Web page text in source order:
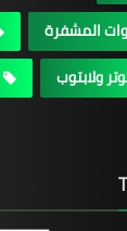
المشفرة
ولابتوب